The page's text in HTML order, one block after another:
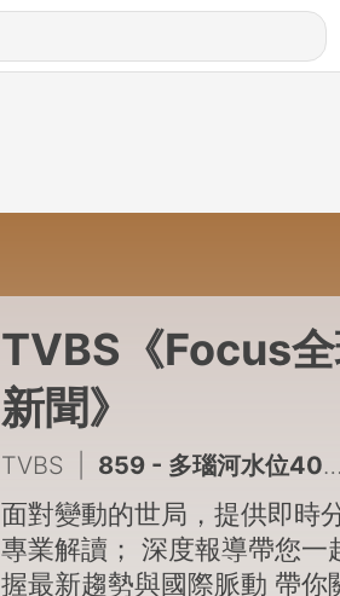
TVBS《Focus
新聞》
TVBS 859 - 多瑙河水位40年新低 羅馬尼亞軍爆破引水 白海豚恐成迷走颱風 不排除大迴轉撲日本 20260804
面對變動的世局，提供即時
專業解讀； 深度報導帶您一
握最新趨勢與國際脈動 帶你